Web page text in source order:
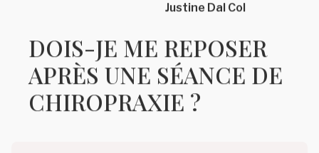
Justine Dal Col
DOIS-JE ME REPOSER
APRÈS UNE SÉANCE DE
CHIROPRAXIE ?